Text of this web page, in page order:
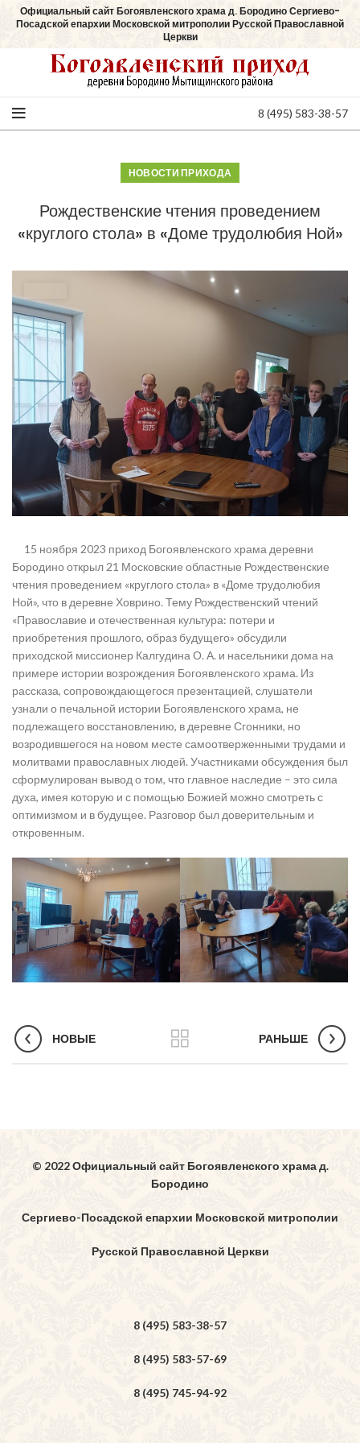
Официальный сайт Богоявленского храма д. Бородино Сергиево-
Посадской епархии Московской митрополии Русской Православной
Церкви
8 (495) 583-38-57
НОВОСТИ ПРИХОДА
Рождественские чтения проведением
«круглого стола» в «Доме трудолюбия Ной»
15 ноября 2023 приход Богоявленского храма деревни
Бородино открыл 21 Московские областные Рождественские
чтения проведением «круглого стола» в «Доме трудолюбия
Ной», что в деревне Ховрино. Тему Рождественский чтений
«Православие и отечественная культура: потери и
приобретения прошлого, образ будущего» обсудили
приходской миссионер Калгудина О. А. и насельники дома на
примере истории возрождения Богоявленского храма. Из
рассказа, сопровождающегося презентацией, слушатели
узнали о печальной истории Богоявленского храма, не
подлежащего восстановлению, в деревне Сгонники, но
возродившегося на новом месте самоотверженными трудами и
молитвами православных людей. Участниками обсуждения был
сформулирован вывод о том, что главное наследие – это сила
духа, имея которую и с помощью Божией можно смотреть с
оптимизмом и в будущее. Разговор был доверительным и
откровенным.
НОВЫЕ РАНЬШЕ
© 2022 Официальный сайт Богоявленского храма д.
Бородино
Сергиево-Посадской епархии Московской митрополии
Русской Православной Церкви
8 (495) 583-38-57
8 (495) 583-57-69
8 (495) 745-94-92